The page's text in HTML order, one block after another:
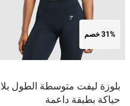
31% خصم
بلوزة ليفت متوسطة الطول بلا
حياكة بطبقة داعمة